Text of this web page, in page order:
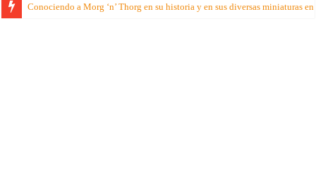
Conociendo a Morg ‘n’ Thorg en su historia y en sus diversas miniaturas